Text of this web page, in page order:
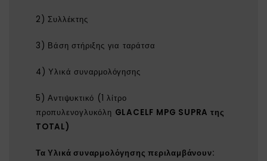
2) Συλλέκτης
3) Βάση στήριξης για ταράτσα
4) Υλικά συναρμολόγησης
5) Αντιψυκτικό (1 λίτρο
προπυλενογλυκόλη GLACELF MPG SUPRA της
TOTAL)
ΤαΥλικά συναρμολόγησης περιλαμβάνουν: